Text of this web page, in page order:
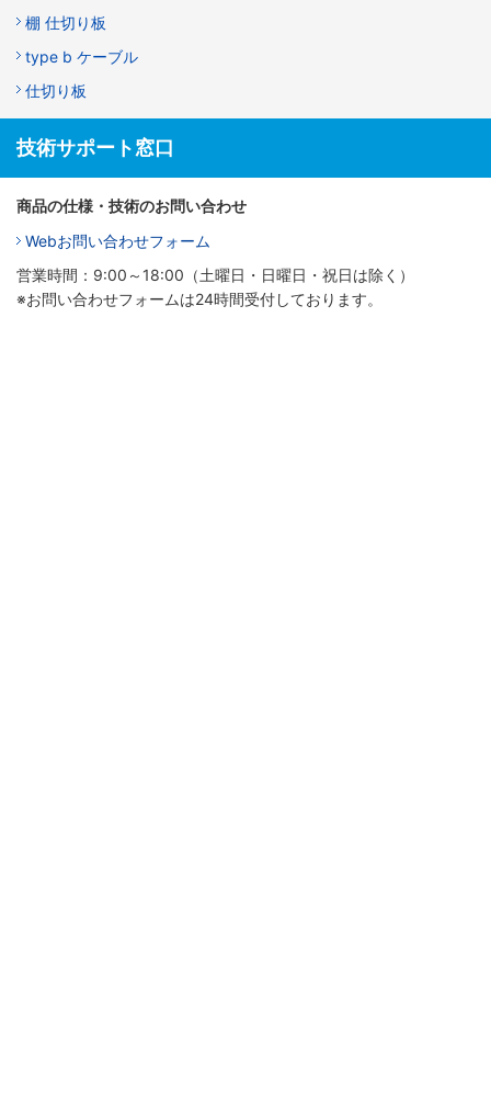
棚 仕切り板
type b ケーブル
仕切り板
技術サポート窓口
商品の仕様・技術のお問い合わせ
Webお問い合わせフォーム
営業時間：9:00～18:00（土曜日・日曜日・祝日は除く）
※お問い合わせフォームは24時間受付しております。